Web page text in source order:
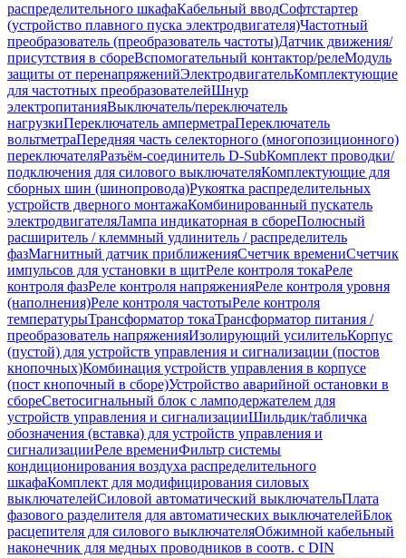
распределительного шкафаКабельный вводСофтстартер
(устройство плавного пуска электродвигателя)Частотный
преобразователь (преобразователь частоты)Датчик движения/
присутствия в сбореВспомогательный контактор/релеМодуль
защиты от перенапряженийЭлектродвигательКомплектующие
для частотных преобразователейШнур
электропитанияВыключатель/переключатель
нагрузкиПереключатель амперметраПереключатель
вольтметраПередняя часть селекторного (многопозиционного)
переключателяРазъём-соединитель D-SubКомплект проводки/
подключения для силового выключателяКомплектующие для
сборных шин (шинопровода)Рукоятка распределительных
устройств дверного монтажаКомбинированный пускатель
электродвигателяЛампа индикаторная в сбореПолюсный
расширитель / клеммный удлинитель / распределитель
фазМагнитный датчик приближенияСчетчик времениСчетчик
импульсов для установки в щитРеле контроля токаРеле
контроля фазРеле контроля напряженияРеле контроля уровня
(наполнения)Реле контроля частотыРеле контроля
температурыТрансформатор токаТрансформатор питания /
преобразователь напряженияИзолирующий усилительКорпус
(пустой) для устройств управления и сигнализации (постов
кнопочных)Комбинация устройств управления в корпусе
(пост кнопочный в сборе)Устройство аварийной остановки в
сбореСветосигнальный блок с ламподержателем для
устройств управления и сигнализацииШильдик/табличка
обозначения (вставка) для устройств управления и
сигнализацииРеле времениФильтр системы
кондиционирования воздуха распределительного
шкафаКомплект для модифицирования силовых
выключателейСиловой автоматический выключательПлата
фазового разделителя для автоматических выключателейБлок
расцепителя для силового выключателяОбжимной кабельный
наконечник для медных проводников в соотв. с DIN